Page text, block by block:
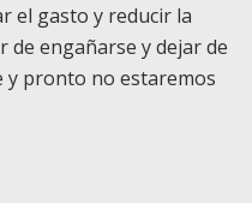
el gasto y reducir la
de engañarse y dejar de
y pronto no estaremos